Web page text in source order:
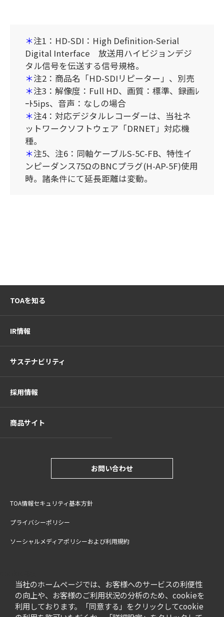
当社のホームページでは、お客様へのサービスの利便性
の向上や、お客様のご利用状況の分析のため、cookieを
利用しております。「同意する」をクリックしてcookie
＊注1：HD-SDI：High Definition-Serial
Digital Interface 放送用ハイビジョンデジ
タル信号を伝送する信号規格。
＊注2：商品名「HD-SDIリピーター」、別売
＊注3：解像度：Full HD、画質：標準、録画ﾚ
ｰﾄ5ips、音声：なしの場合
＊注4：対応デジタルレコーダーは、当社ネ
ットワークソフトウェア「DRNET」対応機
種。
＊注5、注6：同軸ケーブルS-5C-FB、特性イ
ンピーダンス75ΩのBNCプラグ(H-AP-5F)使用
時。諸条件にて延長距離は変動。
TOAを知る
IR情報
サステナビリティ
採用情報
商品サイト
お問い合わせ
TOA情報セキュリティ基本方針
プライバシーポリシー
ソーシャルメディアポリシーおよび利用規約
特定商取引法に基づく表記